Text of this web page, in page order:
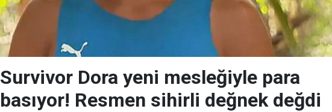
Survivor Dora yeni mesleğiyle para
basıyor! Resmen sihirli değnek değdi